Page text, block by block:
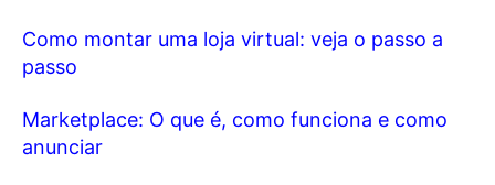
Como montar uma loja virtual: veja o passo a
passo
Marketplace: O que é, como funciona e como
anunciar